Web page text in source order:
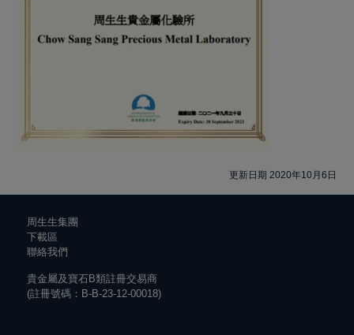
更新日期 2020年10月6日
周生生集團
下載區
聯絡我們
貴金屬及寶石B類註冊交易商
(註冊號碼：B-B-23-12-00018)